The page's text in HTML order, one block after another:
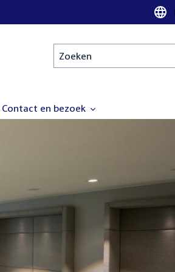
Zoeken
Contact en bezoek